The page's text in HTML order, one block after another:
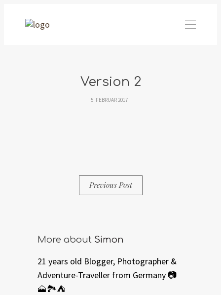
Version 2
5. FEBRUAR 2017
Previous Post
More about Simon
21 years old Blogger, Photographer &
Adventure-Traveller from Germany 📷
🗻🏞⛺️